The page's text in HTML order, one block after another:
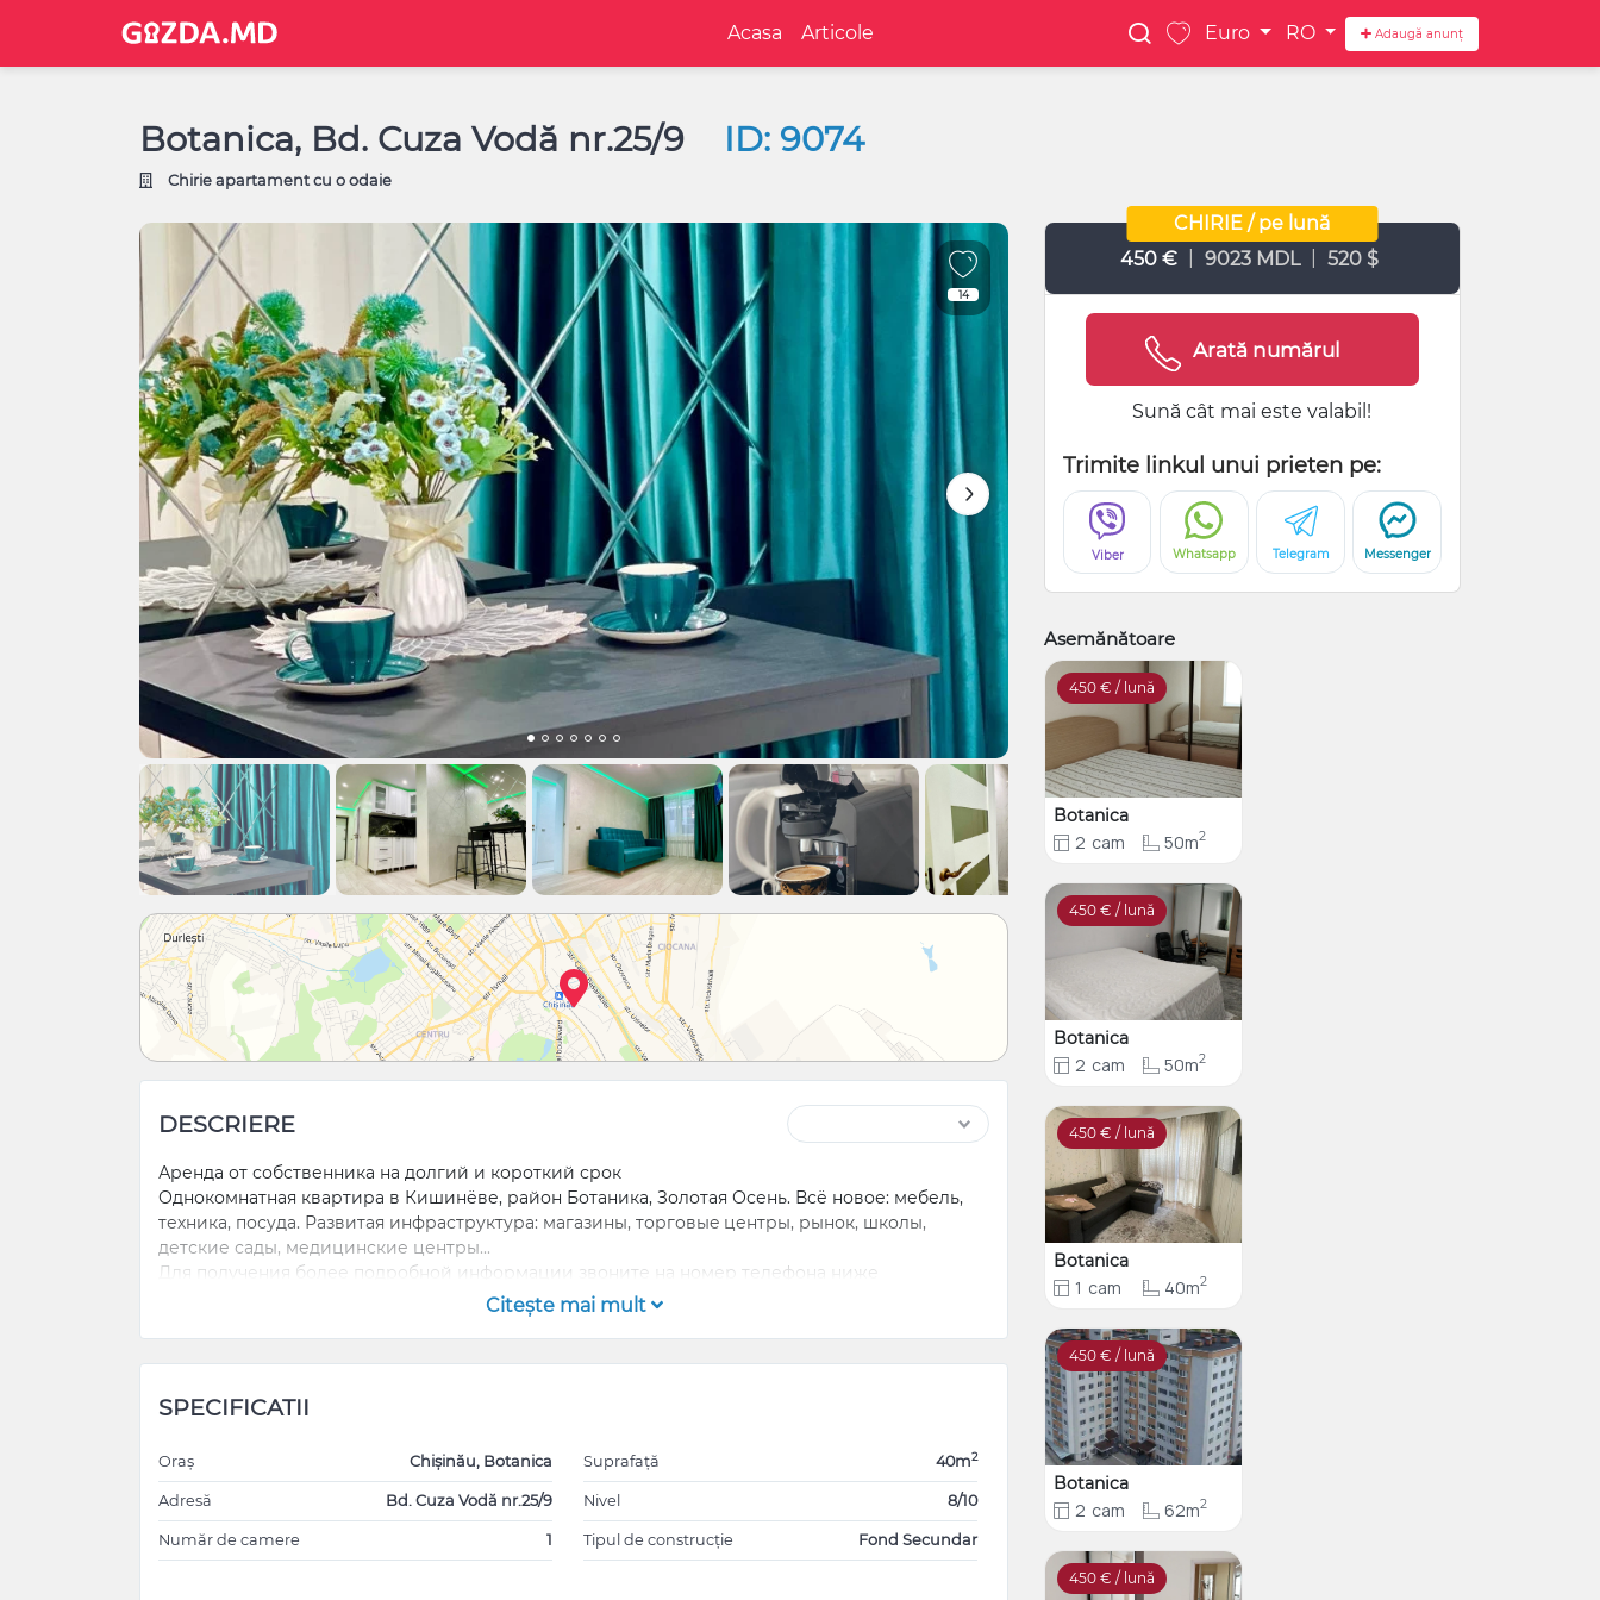
Acasa Articole Euro RO Adaugă anunț
Botanica, Bd. Cuza Vodă nr.25/9 ID: 9074
Chirie apartament cu o odaie
14
DESCRIERE
Аренда от собственника на долгий и короткий срок
Однокомнатная квартира в Кишинёве, район Ботаника, Золотая Осень. Всё новое: мебель,
техника, посуда. Развитая инфраструктура: магазины, торговыe центры, рынок, школы,
детские сады, медицинские центры...
Для получения более подробной информации звоните на номер телефона ниже
Citeşte mai mult
SPECIFICATII
Oraș Chișinău, Botanica
Adresă Bd. Cuza Vodă nr.25/9
Număr de camere 1
Suprafață 40m2
Nivel 8/10
Tipul de construcție Fond Secundar
CHIRIE / pe lună
450 €
9023 MDL 520 $
Arată numărul
Sună cât mai este valabil!
Trimite linkul unui prieten pe:
Viber Whatsapp Telegram Messenger
Asemănătoare
450 € / lună
Botanica
2 cam 50m2
450 € / lună
Botanica
2 cam 50m2
450 € / lună
Botanica
1 cam 40m2
450 € / lună
Botanica
2 cam 62m2
450 € / lună